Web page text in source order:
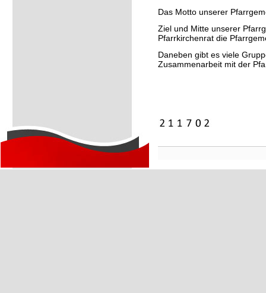
Das Motto unserer
Ziel und Mitte unserer
Pfarrkirchenrat die
Daneben gibt es viele
Zusammenarbeit mit der